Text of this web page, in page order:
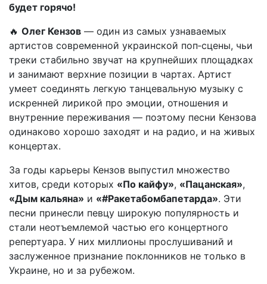
будет горячо!
🔥 Олег Кензов — один из самых узнаваемых
артистов современной украинской поп‑сцены, чьи
треки стабильно звучат на крупнейших площадках
и занимают верхние позиции в чартах. Артист
умеет соединять легкую танцевальную музыку с
искренней лирикой про эмоции, отношения и
внутренние переживания — поэтому песни Кензова
одинаково хорошо заходят и на радио, и на живых
концертах.
За годы карьеры Кензов выпустил множество
хитов, среди которых «По кайфу», «Пацанская»,
«Дым кальяна» и «#Ракетабомбапетарда». Эти
песни принесли певцу широкую популярность и
стали неотъемлемой частью его концертного
репертуара. У них миллионы прослушиваний и
заслуженное признание поклонников не только в
Украине, но и за рубежом.